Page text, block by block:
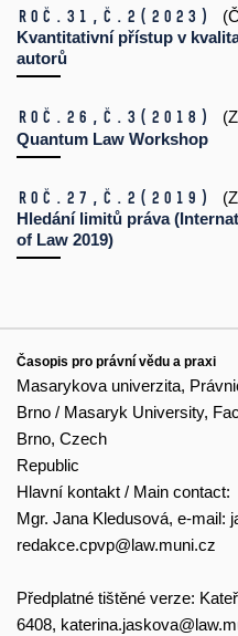
Roč.31, č.2 (2023)
Kvantitativní přístup v
autorů
Roč.26, č.3 (2018)
Quantum Law Workshop
Roč.27, č.2 (2019)
Hledání limitů práva
of Law 2019)
Časopis pro právní vědu a praxi
Masarykova univerzita,
Brno / Masaryk University,
Brno, Czech
Republic
Hlavní kontakt / Main contact:
Mgr. Jana Kledusová, e-mail:
redakce.cpvp@law.muni.cz
Předplatné tištěné verze:
6408,